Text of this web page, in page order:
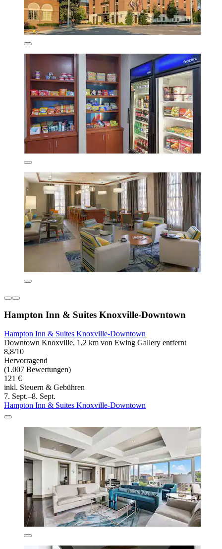
Hampton Inn & Suites Knoxville-Downtown
Hampton Inn & Suites Knoxville-Downtown
Downtown Knoxville, 1,2 km von Ewing Gallery entfernt
8,8/10
Hervorragend
(1.007 Bewertungen)
121 €
inkl. Steuern & Gebühren
7. Sept.–8. Sept.
Hampton Inn & Suites Knoxville-Downtown